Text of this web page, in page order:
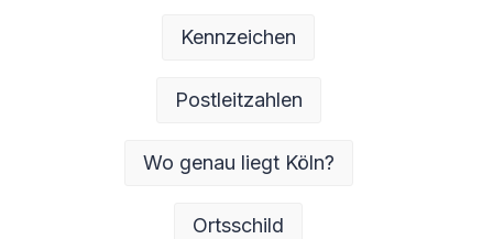
Kennzeichen
Postleitzahlen
Wo genau liegt Köln?
Ortsschild